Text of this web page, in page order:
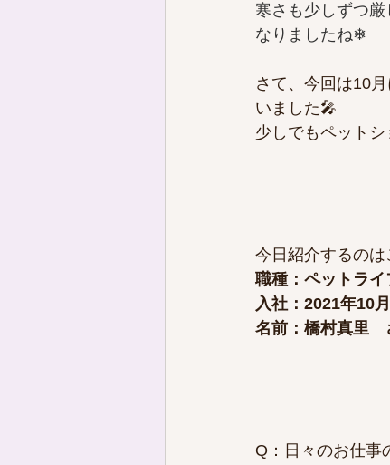
寒さも少しずつ
なりましたね❄
さて、今回は10
いました🎤
少しでもペット
今日紹介するのは
職種：ペットラ
入社：2021年10
名前：橋村真里​
Q：日々のお仕事